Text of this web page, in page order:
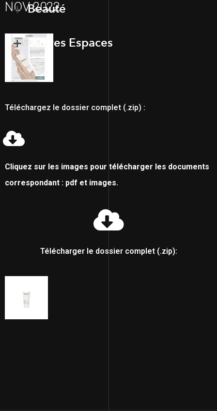
NOV 2022
Beauté
Autres Espaces
Téléchargez le dossier complet (.zip) :
Cliquez sur les images pour télécharger les documents
correspondant : pdf et images.
Télécharger le dossier complet (.zip):